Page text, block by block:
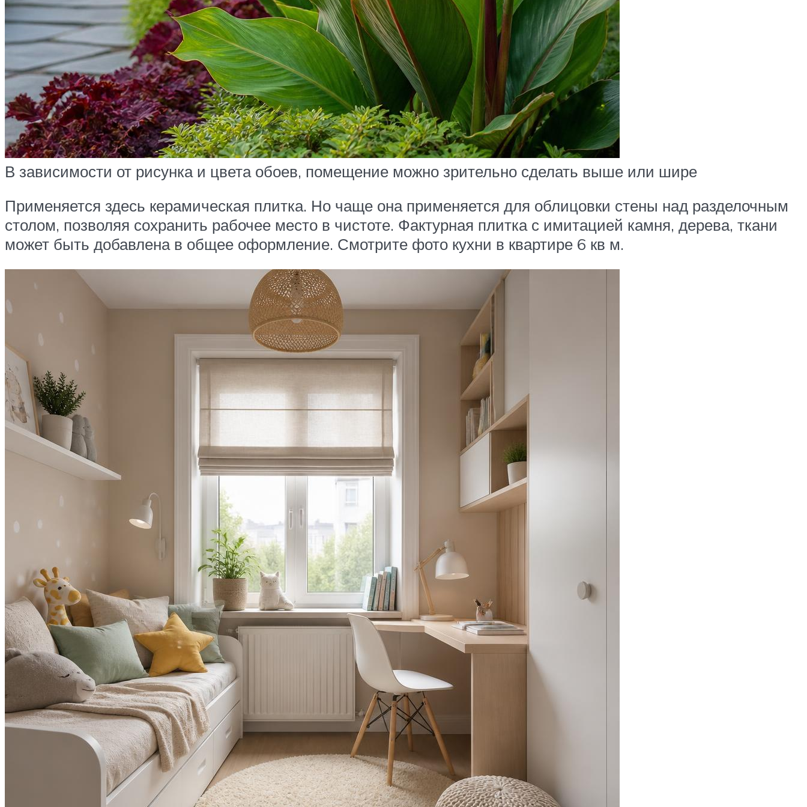
В зависимости от рисунка и цвета обоев, помещение можно зрительно сделать выше или шире
Применяется здесь керамическая плитка. Но чаще она применяется для облицовки стены над разделочным
столом, позволяя сохранить рабочее место в чистоте. Фактурная плитка с имитацией камня, дерева, ткани
может быть добавлена в общее оформление. Смотрите фото кухни в квартире 6 кв м.